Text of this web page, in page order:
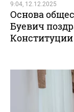
9:04, 12.12.2025
Основа
Буевич
Конституции